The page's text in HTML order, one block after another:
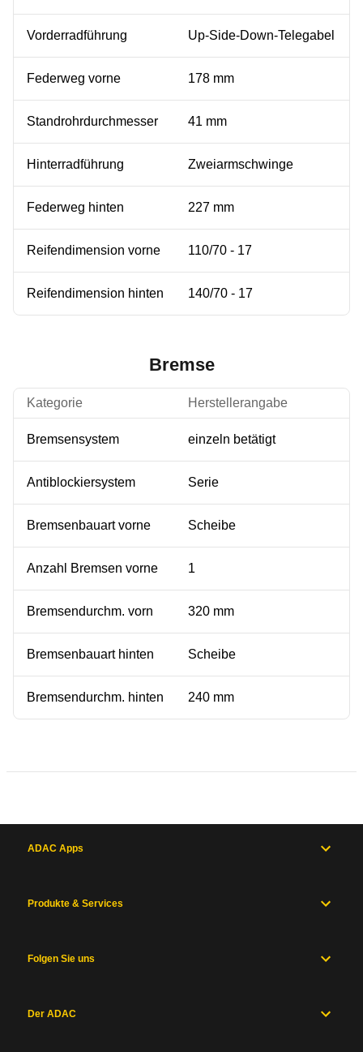
Vorderradführung Up-Side-Down-Telegabel
Federweg vorne 178 mm
Standrohrdurchmesser 41 mm
Hinterradführung Zweiarmschwinge
Federweg hinten 227 mm
Reifendimension vorne 110/70 - 17
Reifendimension hinten 140/70 - 17
Bremse
Kategorie Herstellerangabe
Bremsensystem einzeln betätigt
Antiblockiersystem Serie
Bremsenbauart vorne Scheibe
Anzahl Bremsen vorne 1
Bremsendurchm. vorn 320 mm
Bremsenbauart hinten Scheibe
Bremsendurchm. hinten 240 mm
ADAC Apps
Produkte & Services
Folgen Sie uns
Der ADAC